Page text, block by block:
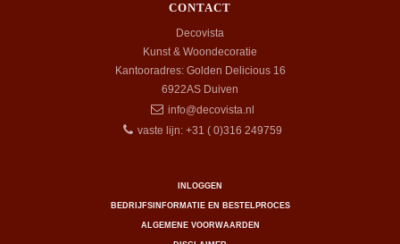
CONTACT
Decovista
Kunst & Woondecoratie
Kantooradres: Golden Delicious 16
6922AS Duiven
info@decovista.nl
vaste lijn: +31 ( 0)316 249759
INLOGGEN
BEDRIJFSINFORMATIE EN BESTELPROCES
ALGEMENE VOORWAARDEN